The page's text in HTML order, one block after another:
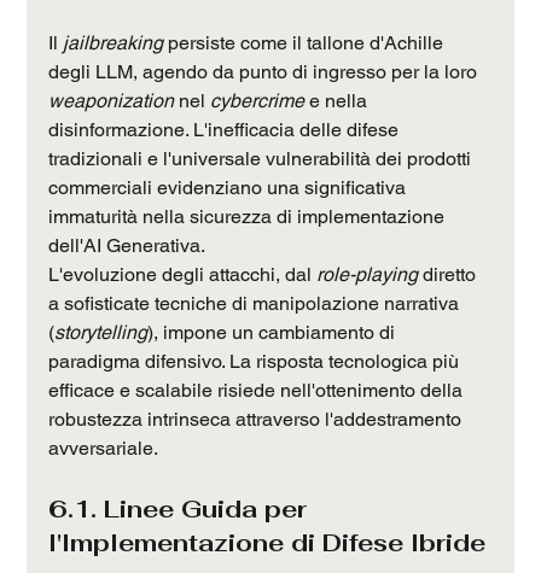
Il jailbreaking persiste come il tallone d'Achille
degli LLM, agendo da punto di ingresso per la loro
weaponization nel cybercrime e nella
disinformazione. L'inefficacia delle difese
tradizionali e l'universale vulnerabilità dei prodotti
commerciali evidenziano una significativa
immaturità nella sicurezza di implementazione
dell'AI Generativa.
L'evoluzione degli attacchi, dal role-playing diretto
a sofisticate tecniche di manipolazione narrativa
(storytelling), impone un cambiamento di
paradigma difensivo. La risposta tecnologica più
efficace e scalabile risiede nell'ottenimento della
robustezza intrinseca attraverso l'addestramento
avversariale.
6.1. Linee Guida per
l'Implementazione di Difese Ibride